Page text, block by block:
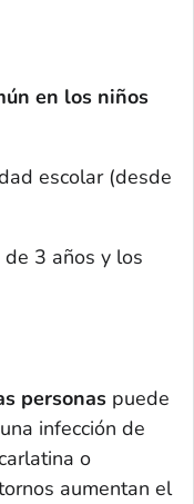
en los niños
escolar (desde
3 años y los
personas puede
infección de
o
aumentan el